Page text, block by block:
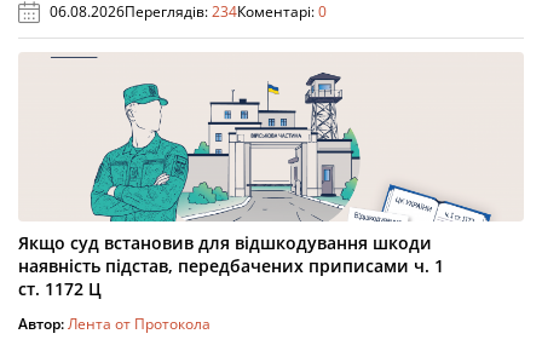
06.08.2026Переглядів:234Коментарі:0
Якщо суд встановив для відшкодування шкоди
наявність підстав, передбачених приписами ч. 1
ст. 1172 Ц
Автор:Лента от Протокола